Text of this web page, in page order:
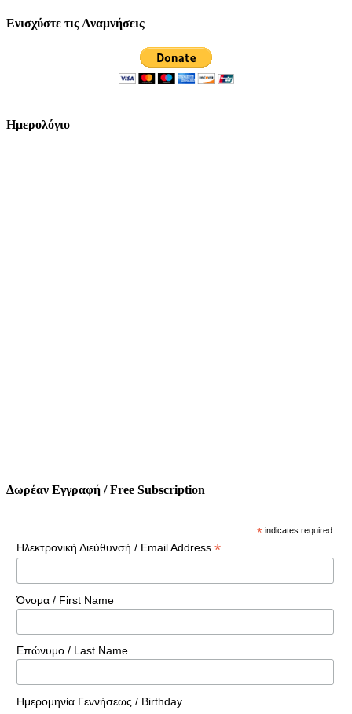
Ενισχύστε τις Αναμνήσεις
Ημερολόγιο
Δωρέαν Εγγραφή / Free Subscription
* indicates required
Ηλεκτρονική Διεύθυνσή / Email Address *
Όνομα / First Name
Επώνυμο / Last Name
Ημερομηνία Γεννήσεως / Birthday